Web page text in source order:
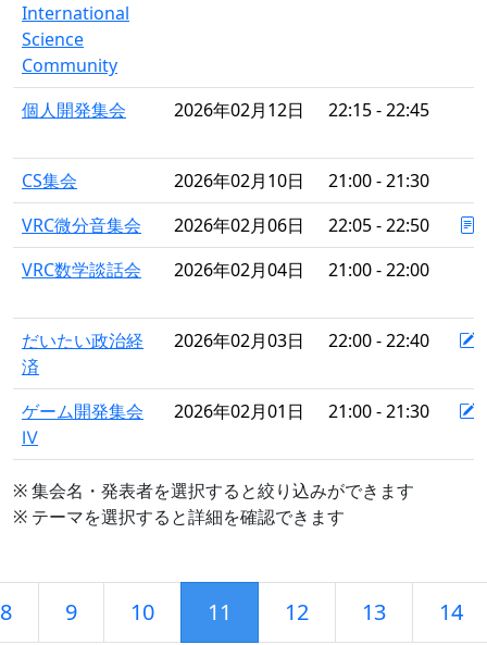
International
Science
Community
個人開発集会 2026年02月12日 22:15 - 22:45
CS集会 2026年02月10日
21:00 - 21:30
VRC微分音集会
2026年02月06日
22:05 - 22:50
VRC数学談話会
2026年02月04日 21:00 - 22:00
だいたい政治経
済
2026年02月03日 22:00 - 22:40
ゲーム開発集会
Ⅳ
2026年02月01日 21:00 - 21:30
※ 集会名・発表者を選択すると絞り込みができます
※ テーマを選択すると詳細を確認できます
8 9 10 11 12 13 14